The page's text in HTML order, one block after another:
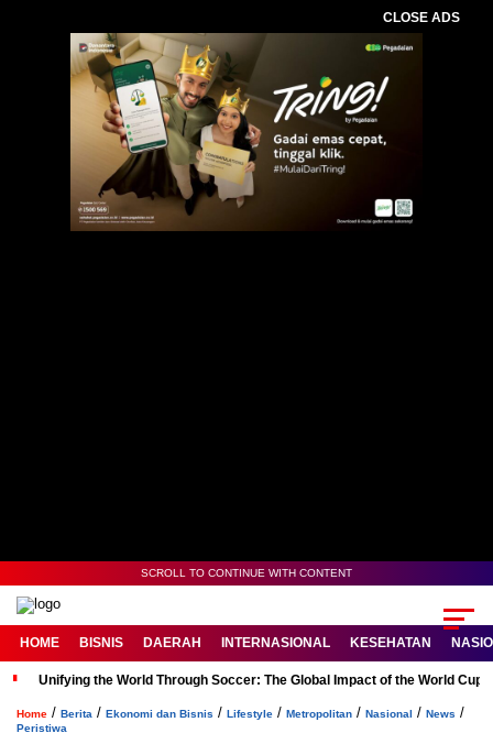
CLOSE ADS
SCROLL TO CONTINUE WITH CONTENT
HOME BISNIS DAERAH INTERNASIONAL KESEHATAN
Unifying the World Through Soccer: The Global Impact of the World Cup
Home / Berita / Ekonomi dan Bisnis / Lifestyle / Metropolitan / Nasional / News /
Peristiwa